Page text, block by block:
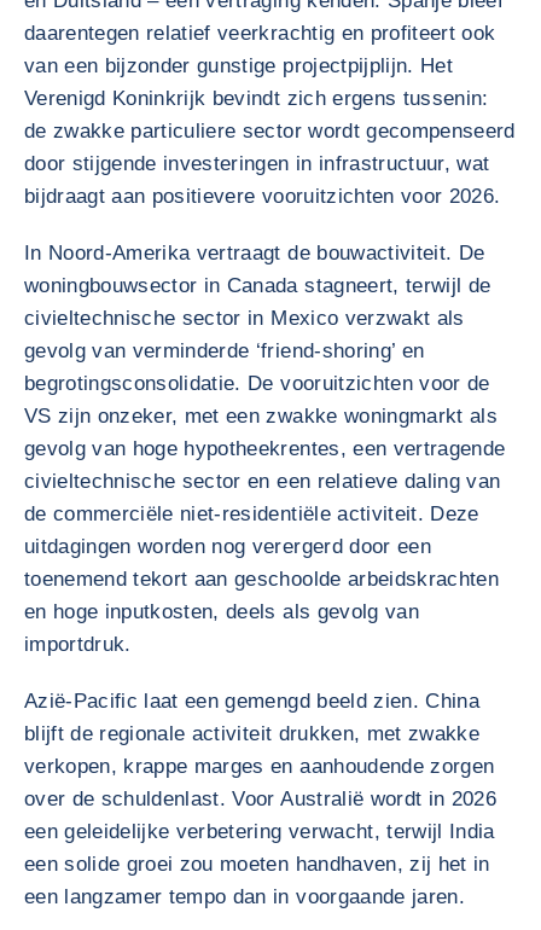
daarentegen relatief veerkrachtig en profiteert ook
van een bijzonder gunstige projectpijplijn. Het
Verenigd Koninkrijk bevindt zich ergens tussenin:
de zwakke particuliere sector wordt gecompenseerd
door stijgende investeringen in infrastructuur, wat
bijdraagt aan positievere vooruitzichten voor 2026.
In Noord-Amerika vertraagt de bouwactiviteit. De
woningbouwsector in Canada stagneert, terwijl de
civieltechnische sector in Mexico verzwakt als
gevolg van verminderde ‘friend-shoring’ en
begrotingsconsolidatie. De vooruitzichten voor de
VS zijn onzeker, met een zwakke woningmarkt als
gevolg van hoge hypotheekrentes, een vertragende
civieltechnische sector en een relatieve daling van
de commerciële niet-residentiële activiteit. Deze
uitdagingen worden nog verergerd door een
toenemend tekort aan geschoolde arbeidskrachten
en hoge inputkosten, deels als gevolg van
importdruk.
Azië-Pacific laat een gemengd beeld zien. China
blijft de regionale activiteit drukken, met zwakke
verkopen, krappe marges en aanhoudende zorgen
over de schuldenlast. Voor Australië wordt in 2026
een geleidelijke verbetering verwacht, terwijl India
een solide groei zou moeten handhaven, zij het in
een langzamer tempo dan in voorgaande jaren.